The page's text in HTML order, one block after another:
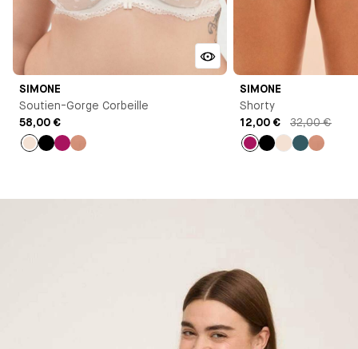
SIMONE
Soutien-Gorge Corbeille
58,00 €
Milk
SIMONE
Shorty
12,00 €
32,00 €
Rose